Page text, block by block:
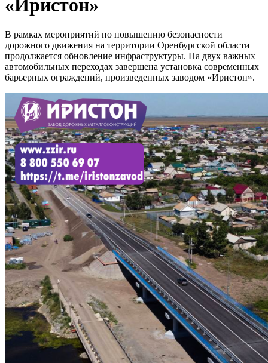
«Иристон»
В рамках мероприятий по повышению безопасности
дорожного движения на территории Оренбургской области
продолжается обновление инфраструктуры. На двух важных
автомобильных переходах завершена установка современных
барьерных ограждений, произведенных заводом «Иристон».